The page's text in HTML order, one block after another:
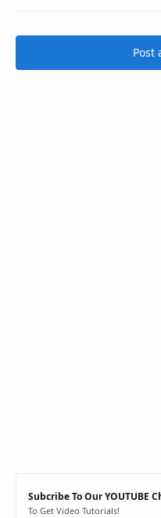
Post
Subcribe To Our YOUTUBE
To Get Video Tutorials!